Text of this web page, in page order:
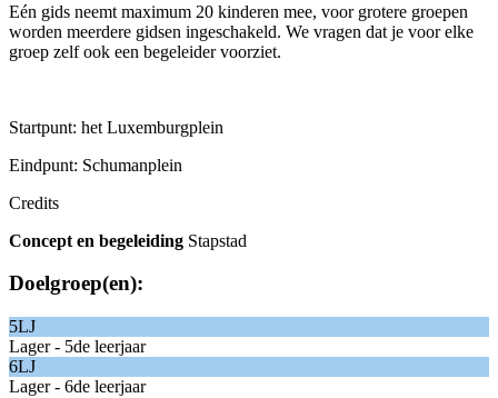
Eén gids neemt maximum 20 kinderen mee, voor grotere groepen
worden meerdere gidsen ingeschakeld. We vragen dat je voor elke
groep zelf ook een begeleider voorziet.
Startpunt: het Luxemburgplein
Eindpunt: Schumanplein
Credits
Concept en begeleiding Stapstad
Doelgroep(en):
5LJ
Lager - 5de leerjaar
6LJ
Lager - 6de leerjaar